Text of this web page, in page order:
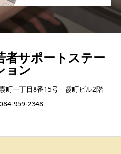
者サポートステー
ョン
町一丁目8番15号 霞町ビル2階
959-2348